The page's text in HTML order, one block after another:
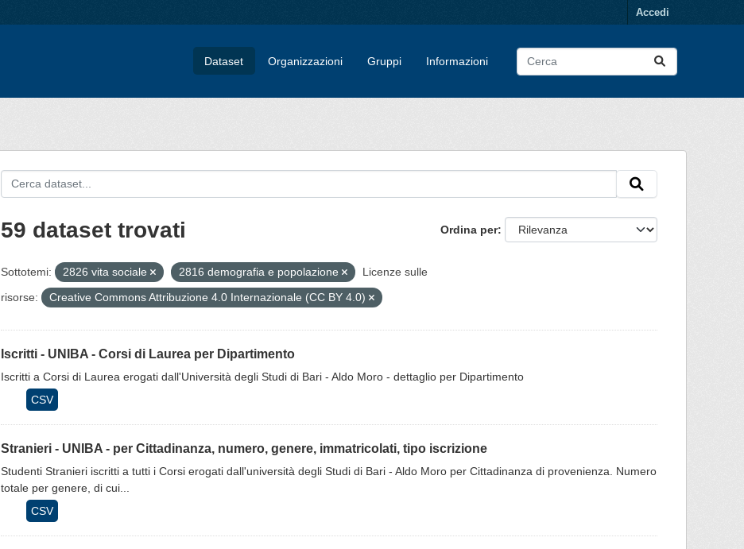
Accedi
Dataset Organizzazioni Gruppi Informazioni
Ordina per
59 dataset trovati
Sottotemi: 2826 vita sociale 2816 demografia e popolazione
Licenze sulle
risorse:
Creative Commons Attribuzione 4.0 Internazionale (CC BY 4.0)
Iscritti - UNIBA - Corsi di Laurea per Dipartimento
Iscritti a Corsi di Laurea erogati dall'Università degli Studi di Bari - Aldo Moro - dettaglio per Dipartimento
CSV
Stranieri - UNIBA - per Cittadinanza, numero, genere, immatricolati, tipo iscrizione
Studenti Stranieri iscritti a tutti i Corsi erogati dall'università degli Studi di Bari - Aldo Moro per Cittadinanza di provenienza. Numero
totale per genere, di cui...
CSV